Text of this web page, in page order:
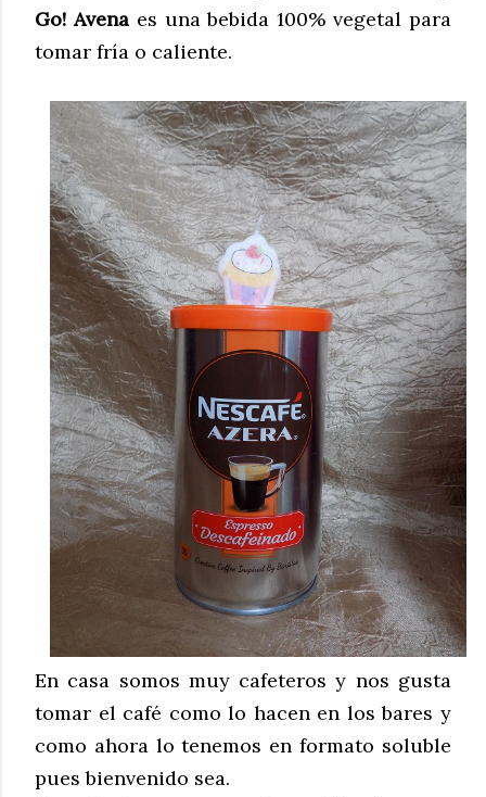
Go! Avenaes una bebida 100% vegetal para
tomar fría o caliente.
En casa somos muy cafeteros y nos gusta
tomar el café como lo hacen en los bares y
como ahora lo tenemos en formato soluble
pues bienvenido sea.